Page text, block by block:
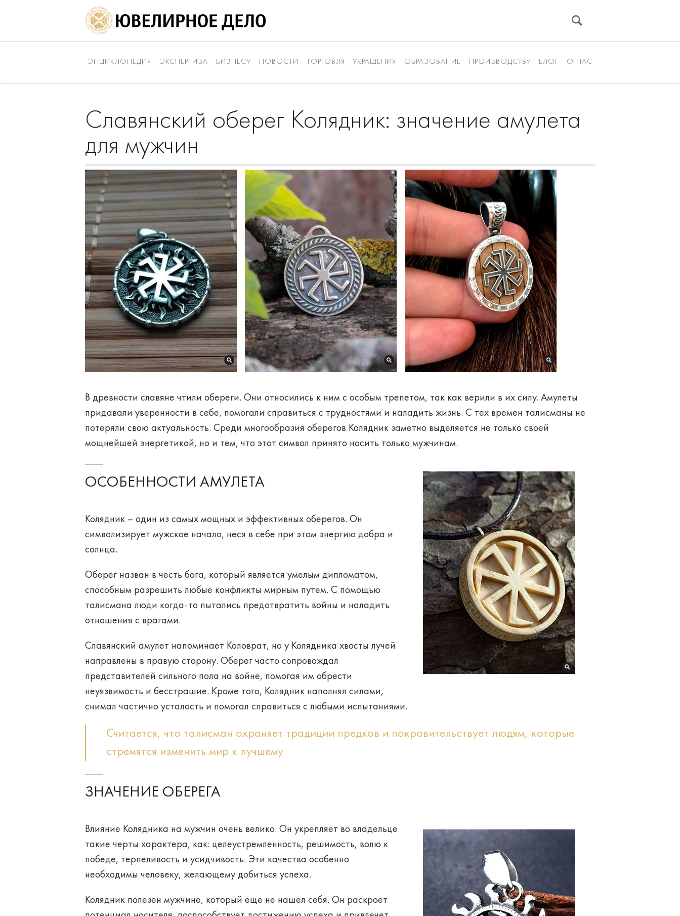
ЭНЦИКЛОПЕДИЯ ЭКСПЕРТИЗА БИЗНЕСУ НОВОСТИ ТОРГОВЛЯ УКРАШЕНИЯ ОБРАЗОВАНИЕ ПРОИЗВОДСТВУ БЛОГ О НАС
Славянский оберег Колядник: значение амулета
для мужчин
В древности славяне чтили обереги. Они относились к ним с особым трепетом, так как верили в их силу. Амулеты
придавали уверенности в себе, помогали справиться с трудностями и наладить жизнь. С тех времен талисманы не
потеряли свою актуальность. Среди многообразия оберегов Колядник заметно выделяется не только своей
мощнейшей энергетикой, но и тем, что этот символ принято носить только мужчинам.
ОСОБЕННОСТИ АМУЛЕТА
Колядник – один из самых мощных и эффективных оберегов. Он
символизирует мужское начало, неся в себе при этом энергию добра и
солнца.
Оберег назван в честь бога, который является умелым дипломатом,
способным разрешить любые конфликты мирным путем. С помощью
талисмана люди когда-то пытались предотвратить войны и наладить
отношения с врагами.
Славянский амулет напоминает Коловрат, но у Колядника хвосты лучей
направлены в правую сторону. Оберег часто сопровождал
представителей сильного пола на войне, помогая им обрести
неуязвимость и бесстрашие. Кроме того, Колядник наполнял силами,
снимал частично усталость и помогал справиться с любыми испытаниями.
Считается, что талисман охраняет традиции предков и покровительствует людям, которые
стремятся изменить мир к лучшему
ЗНАЧЕНИЕ ОБЕРЕГА
Влияние Колядника на мужчин очень велико. Он укрепляет во владельце
такие черты характера, как: целеустремленность, решимость, волю к
победе, терпеливость и усидчивость. Эти качества особенно
необходимы человеку, желающему добиться успеха.
Колядник полезен мужчине, который еще не нашел себя. Он раскроет